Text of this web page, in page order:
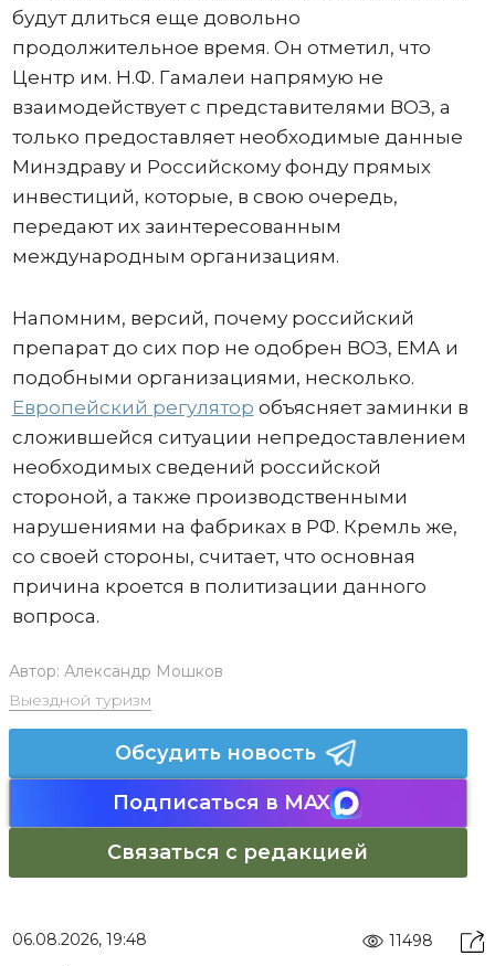
будут длиться еще довольно
продолжительное время. Он отметил, что
Центр им. Н.Ф. Гамалеи напрямую не
взаимодействует с представителями ВОЗ, а
только предоставляет необходимые данные
Минздраву и Российскому фонду прямых
инвестиций, которые, в свою очередь,
передают их заинтересованным
международным организациям.
Напомним, версий, почему российский
препарат до сих пор не одобрен ВОЗ, ЕМА и
подобными организациями, несколько.
Европейский регулятор объясняет заминки в
сложившейся ситуации непредоставлением
необходимых сведений российской
стороной, а также производственными
нарушениями на фабриках в РФ. Кремль же,
со своей стороны, считает, что основная
причина кроется в политизации данного
вопроса.
Автор: Александр Мошков
Выездной туризм
Обсудить новость
Подписаться в MAX
Связаться с редакцией
06.08.2026, 19:48 11498